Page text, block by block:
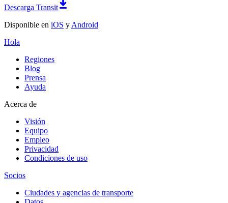
Descarga Transit
Disponible en iOS y Android
Hola
Regiones
Blog
Prensa
Ayuda
Acerca de
Visión
Equipo
Empleo
Privacidad
Condiciones de uso
Socios
Ciudades y agencias de transporte